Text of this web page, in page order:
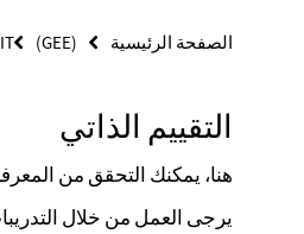
الصفحة الرئيسية (GEE) محرك جوجل إيرث
التقييم الذاتي
هنا، يمكنك التحقق من
يرجى العمل من خلال